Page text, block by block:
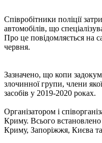
Співробітники поліції
автомобілів, що
Про це повідомляється на
червня.
Зазначено, що копи
злочинної групи, члени
засобів у 2019-2020 роках.
Організатором і
Криму. Всього встановлено
Криму, Запоріжжя, Києва